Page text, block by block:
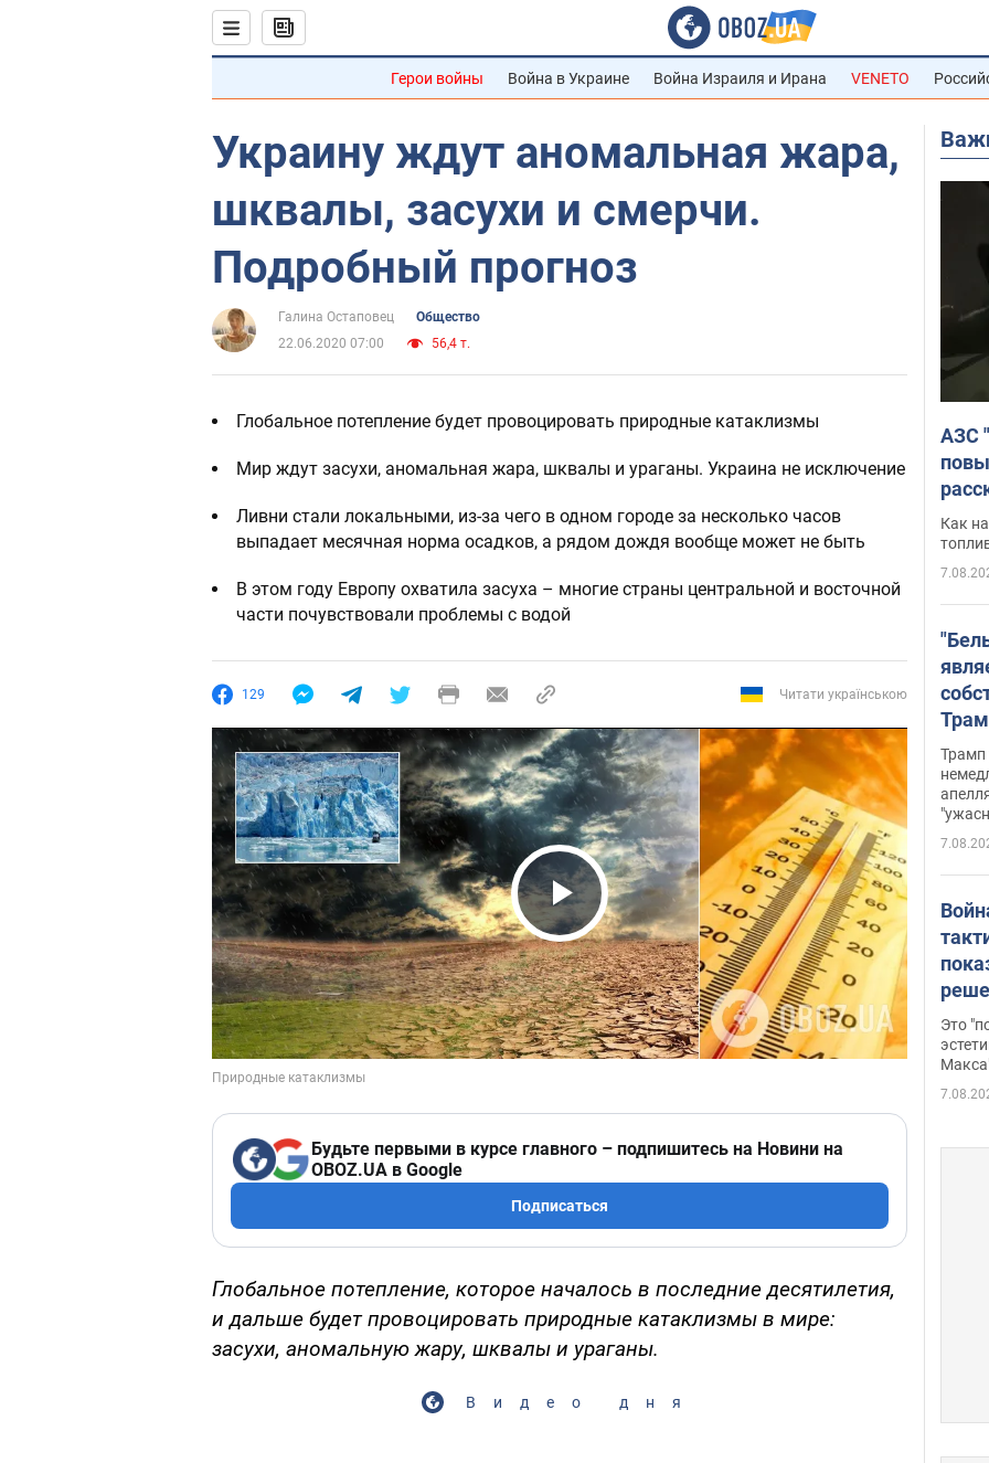
Герои войны Война в Украине Война Израиля и Ирана VENETO
Украину ждут аномальная жара,
шквалы, засухи и смерчи.
Подробный прогноз
Галина Остаповец
Общество
22.06.2020 07:00
56,4 т.
Глобальное потепление будет провоцировать природные катаклизмы
Мир ждут засухи, аномальная жара, шквалы и ураганы. Украина не исключение
Ливни стали локальными, из-за чего в одном городе за несколько часов
выпадает месячная норма осадков, а рядом дождя вообще может не быть
В этом году Европу охватила засуха – многие страны центральной и восточной
части почувствовали проблемы с водой
129 Читати українською
Play Video
Будьте первыми в курсе главного – подпишитесь на Новини на
OBOZ.UA в Google
Подписаться
Глобальное потепление, которое началось в последние десятилетия,
и дальше будет провоцировать природные катаклизмы в мире:
засухи, аномальную жару, шквалы и ураганы.
Видео дня
АЗС
Как
Трамп
Это